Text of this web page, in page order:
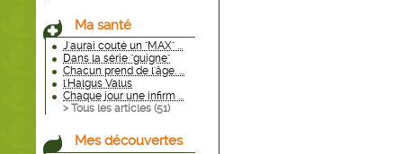
Ma santé
J'aurai couté un "MAX" ...
Dans la série "guigne"
Chacun prend de l'âge. ...
l'Halgus Valus
Chaque jour une infirm ...
> Tous les articles (51)
Mes découvertes